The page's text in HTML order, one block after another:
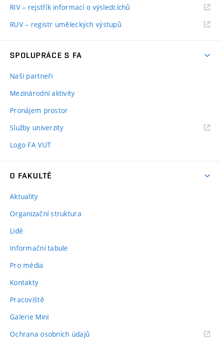
RIV – rejstřík informací o výsledcíchů
RUV – registr uměleckých výstupů
SPOLUPRÁCE S FA
Naši partneři
Mezinárodní aktivity
Pronájem prostor
Služby univerzity
Logo FA VUT
O FAKULTĚ
Aktuality
Organizační struktura
Lidé
Informační tabule
Pro média
Kontakty
Pracoviště
Galerie Mini
Ochrana osobních údajů